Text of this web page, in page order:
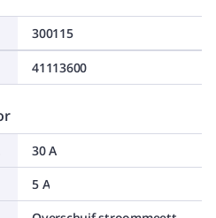
300115
41113600
30 A
5 A